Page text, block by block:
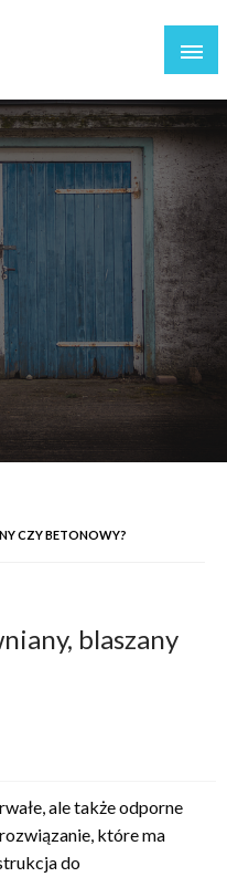
CZY BETONOWY?
blaszany
ale także odporne
które ma
do